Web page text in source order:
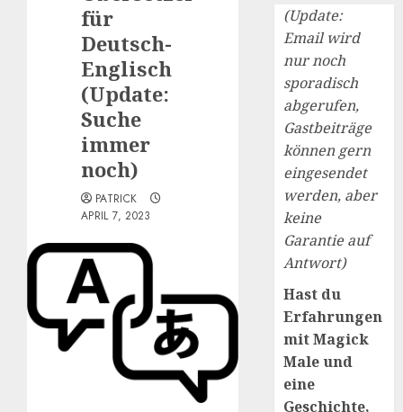
für
Deutsch-
Englisch
(Update:
Suche
immer
noch)
PATRICK
APRIL 7, 2023
(Update:
Email wird
nur noch
sporadisch
abgerufen,
Gastbeiträge
können gern
eingesendet
werden, aber
keine
Garantie auf
Antwort)
Hast du
Erfahrungen
mit Magick
Male und
eine
Geschichte,